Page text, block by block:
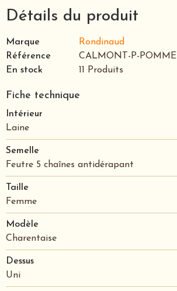
Détails du produit
Marque
Rondinaud
Référence
CALMONT-P-POMME
En stock
11 Produits
Fiche technique
Intérieur
Laine
Semelle
Feutre 5 chaînes antidérapant
Taille
Femme
Modèle
Charentaise
Dessus
Uni